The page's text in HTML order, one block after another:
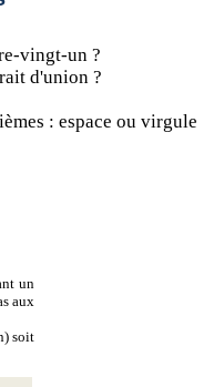
vingt-un ?
d'union ?
: espace ou virgule
un
aux
soit